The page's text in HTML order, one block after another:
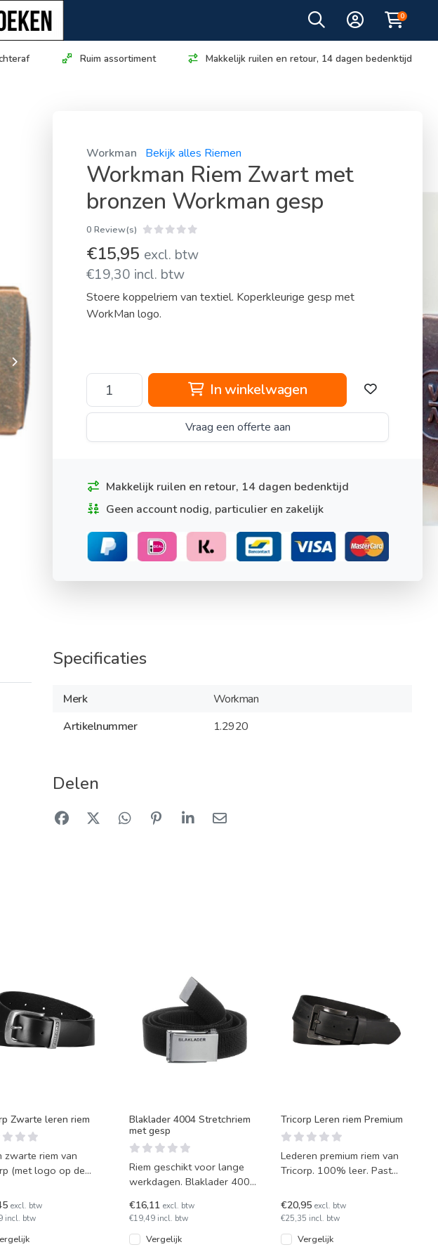
0
Ruim assortiment Makkelijk ruilen en retour, 14 dagen bedenktijd
Workman Bekijk alles Riemen
Workman Riem Zwart met
bronzen Workman gesp
0 Review(s)
€15,95 excl. btw
€19,30 incl. btw
Stoere koppelriem van textiel. Koperkleurige gesp met
WorkMan logo.
In winkelwagen
Vraag een offerte aan
Makkelijk ruilen en retour, 14 dagen bedenktijd
Geen account nodig, particulier en zakelijk
Specificaties
Merk
Workman
Artikelnummer
1.2920
Delen
Zwarte leren riem
zwarte riem van
(met logo op de
van Tricorp.
excl. btw
incl. btw
Blaklader 4004 Stretchriem
met gesp
Riem geschikt voor lange
werkdagen. Blaklader 4004
gesp en klein logo.
€16,11 excl. btw
€19,49 incl. btw
Vergelijk
Tricorp Leren riem Premium
Lederen premium riem van
Tricorp. 100% leer. Past
€20,95excl. btw
€25,35 incl. btw
Vergelijk